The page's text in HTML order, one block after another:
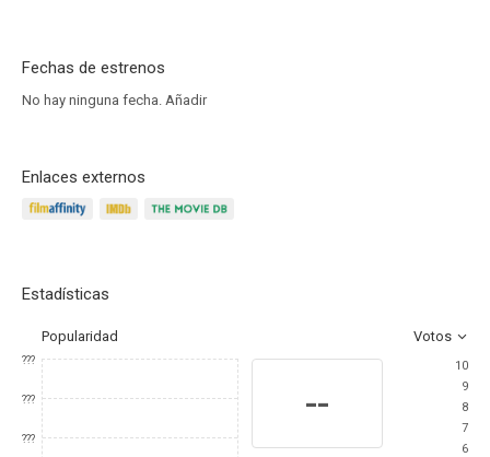
Fechas de estrenos
No hay ninguna fecha. Añadir
Enlaces externos
Estadísticas
Popularidad Votos
???
???
???
--
10
9
8
7
6